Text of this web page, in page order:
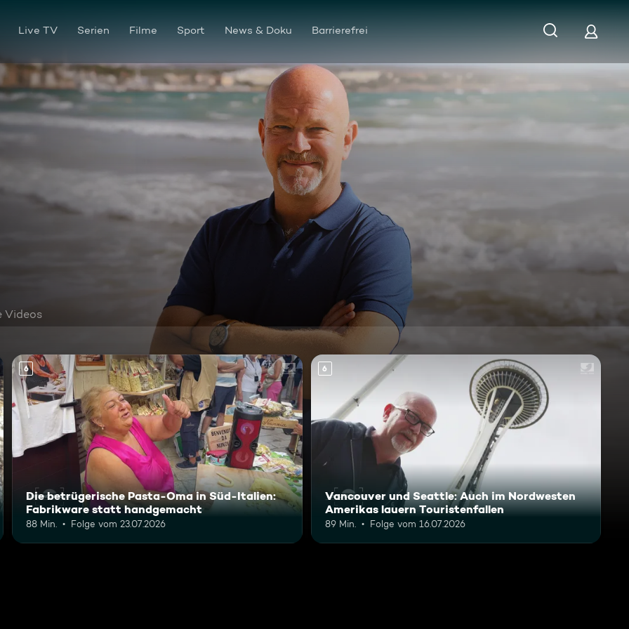
Live TV Serien Filme Sport News & Doku Barrierefrei
Videos
6
Die betrügerische Pasta-Oma in Süd-Italien:
Fabrikware statt handgemacht
88 Min. Folge vom 23.07.2026
6
Vancouver und Seattle: Auch im Nordwesten
Amerikas lauern Touristenfallen
89 Min. Folge vom 16.07.2026